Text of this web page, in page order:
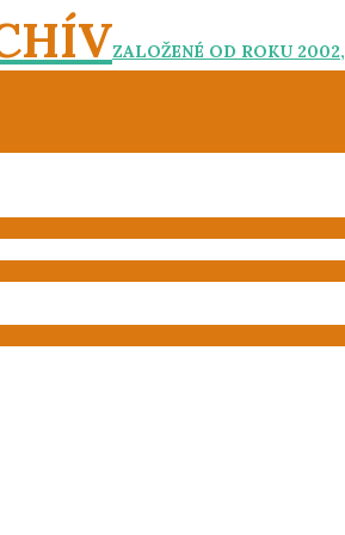
ZALOŽENÉ OD ROKU